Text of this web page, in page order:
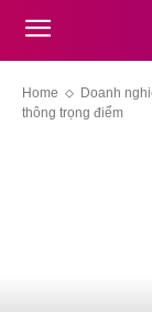
Home Doanh
thông trọng điểm